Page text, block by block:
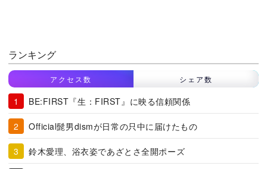
ランキング
アクセス数 シェア数
BE:FIRST『生：FIRST』に映る信頼関係
Official髭男dismが日常の只中に届けたもの
鈴木愛理、浴衣姿であざとさ全開ポーズ